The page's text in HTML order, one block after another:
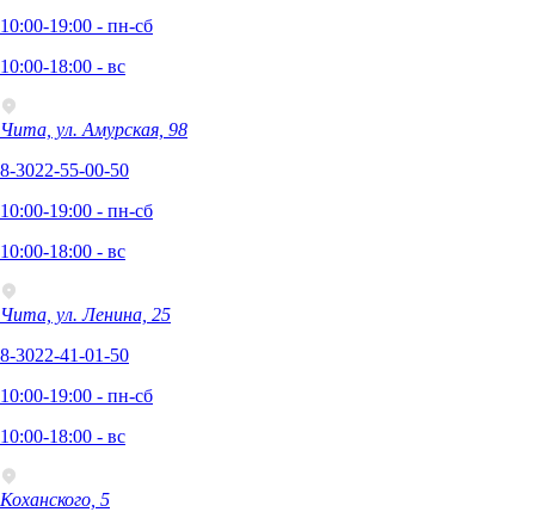
10:00-19:00 - пн-сб
10:00-18:00 - вс
Чита, ул. Амурская, 98
8-3022-55-00-50
10:00-19:00 - пн-сб
10:00-18:00 - вс
Чита, ул. Ленина, 25
8-3022-41-01-50
10:00-19:00 - пн-сб
10:00-18:00 - вс
Коханского, 5